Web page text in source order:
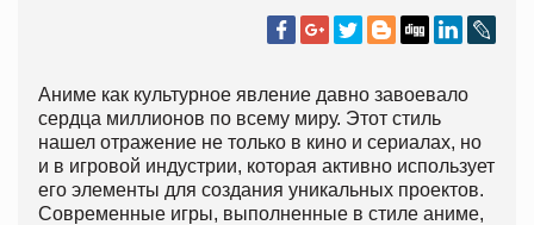
Аниме как культурное явление давно завоевало
сердца миллионов по всему миру. Этот стиль
нашел отражение не только в кино и сериалах, но
и в игровой индустрии, которая активно использует
его элементы для создания уникальных проектов.
Современные игры, выполненные в стиле аниме,